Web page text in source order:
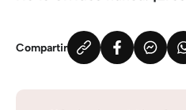
Compartir